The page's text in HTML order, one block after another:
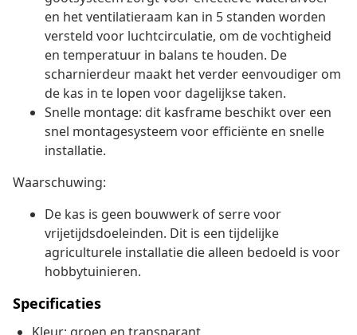
en het ventilatieraam kan in 5 standen worden
versteld voor luchtcirculatie, om de vochtigheid
en temperatuur in balans te houden. De
scharnierdeur maakt het verder eenvoudiger om
de kas in te lopen voor dagelijkse taken.
Snelle montage: dit kasframe beschikt over een
snel montagesysteem voor efficiënte en snelle
installatie.
Waarschuwing:
De kas is geen bouwwerk of serre voor
vrijetijdsdoeleinden. Dit is een tijdelijke
agriculturele installatie die alleen bedoeld is voor
hobbytuinieren.
Specificaties